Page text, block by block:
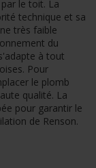
le toit. La
technique et sa
très faible
du
à tout
Pour
le plomb
qualité. La
pour garantir le
de Renson.